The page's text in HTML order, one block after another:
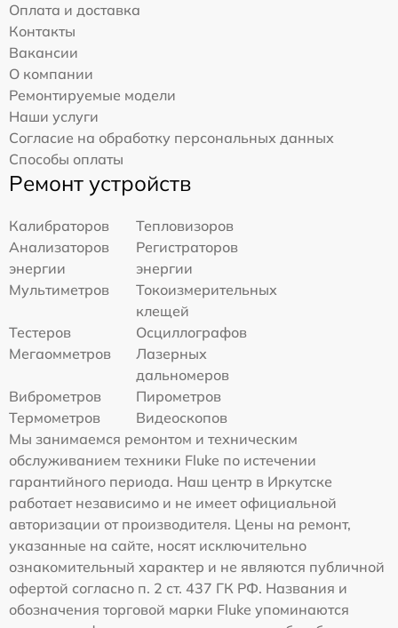
Оплата и доставка
Контакты
Вакансии
О компании
Ремонтируемые модели
Наши услуги
Согласие на обработку персональных данных
Способы оплаты
Ремонт устройств
Калибраторов
Тепловизоров
Анализаторов
энергии
Регистраторов
энергии
Мультиметров
Токоизмерительных
клещей
Тестеров
Осциллографов
Мегаомметров
Лазерных
дальномеров
Виброметров
Пирометров
Термометров
Видеоскопов
Мы занимаемся ремонтом и техническим
обслуживанием техники Fluke по истечении
гарантийного периода. Наш центр в Иркутске
работает независимо и не имеет официальной
авторизации от производителя. Цены на ремонт,
указанные на сайте, носят исключительно
ознакомительный характер и не являются публичной
офертой согласно п. 2 ст. 437 ГК РФ. Названия и
обозначения торговой марки Fluke упоминаются